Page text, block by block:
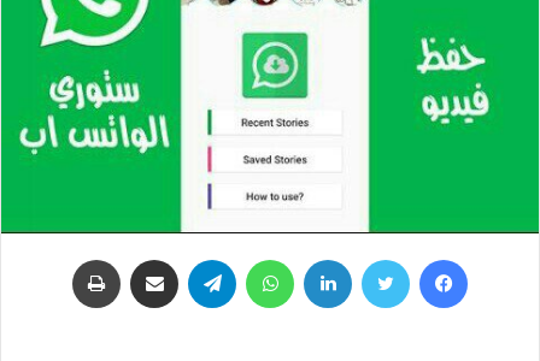
فيسبوك تويتر لينكدإن واتساب تيلقرام مشاركة عبر البريد